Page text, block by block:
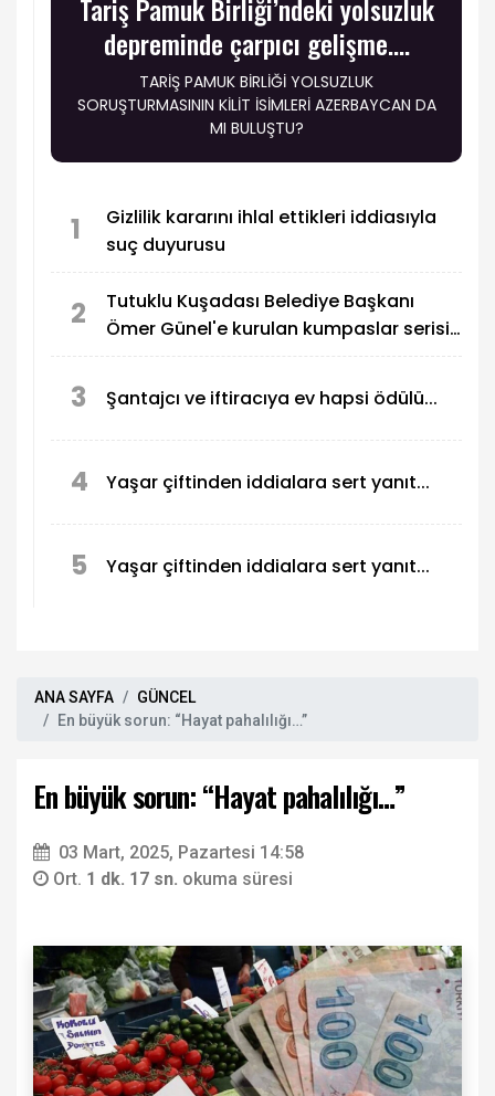
Tariş Pamuk Birliği’ndeki yolsuzluk
depreminde çarpıcı gelişme….
TARİŞ PAMUK BİRLİĞİ YOLSUZLUK
SORUŞTURMASININ KİLİT İSİMLERİ AZERBAYCAN DA
MI BULUŞTU?
1
Gizlilik kararını ihlal ettikleri iddiasıyla
suç duyurusu
2
Tutuklu Kuşadası Belediye Başkanı
Ömer Günel'e kurulan kumpaslar serisi
3 Şantajcı ve iftiracıya ev hapsi ödülü...
4 Yaşar çiftinden iddialara sert yanıt...
5 Yaşar çiftinden iddialara sert yanıt...
ANA SAYFA
GÜNCEL
En büyük sorun: “Hayat pahalılığı…”
En büyük sorun: “Hayat pahalılığı…”
03 Mart, 2025, Pazartesi 14:58
Ort. 1 dk. 17 sn. okuma süresi